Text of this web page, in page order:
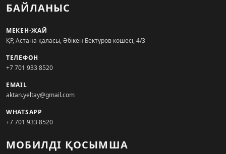
БАЙЛАНЫС
МЕКЕН-ЖАЙ
ҚР, Астана қаласы, Әбікен Бектұров көшесі, 4/3
ТЕЛЕФОН
+7 701 933 8520
EMAIL
aktan.yeltay@gmail.com
WHATSAPP
+7 701 933 8520
МОБИЛДІ ҚОСЫМША